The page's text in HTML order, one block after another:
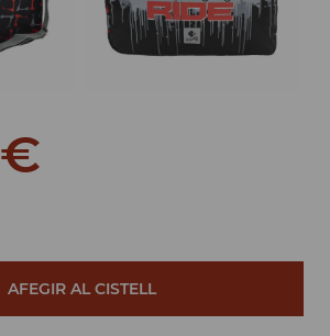
€
AFEGIR AL CISTELL